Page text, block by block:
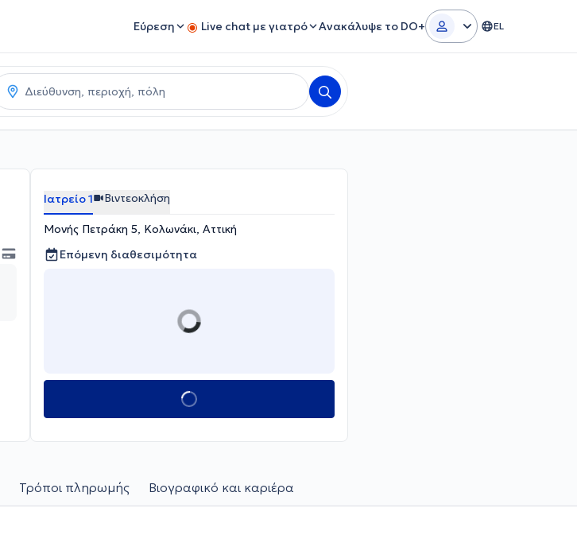
Εύρεση Live chat με γιατρό Ανακάλυψε το DO+ EL
Ιατρείο 1 Βιντεοκλήση
Μονής Πετράκη 5, Κολωνάκι, Αττική
Επόμενη διαθεσιμότητα
Τρόποι πληρωμής Βιογραφικό και καριέρα